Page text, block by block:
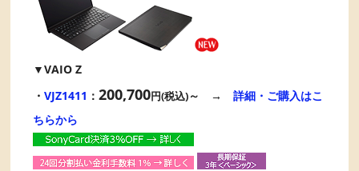
▼VAIO Z
・VJZ1411 ：200,700円(税込)～ →詳細・ご購入はこ
ちらから